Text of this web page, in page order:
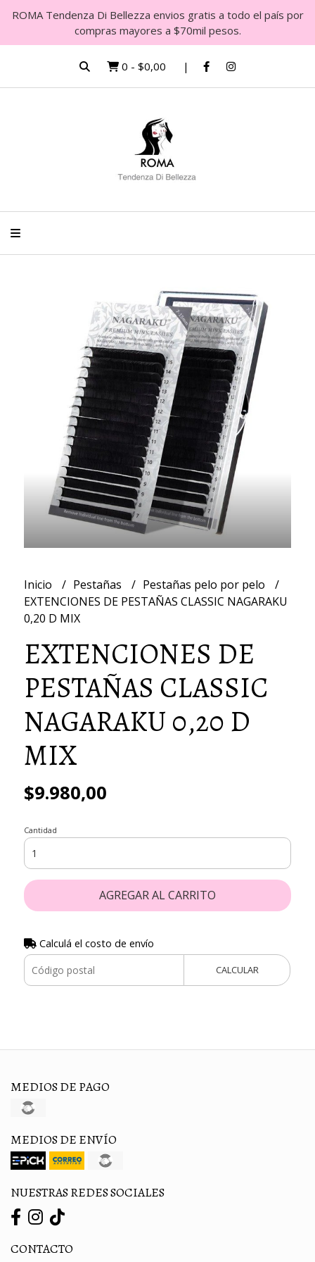
ROMA Tendenza Di Bellezza envios gratis a todo el país por
compras mayores a $70mil pesos.
0 - $0,00
Inicio Pestañas
Pestañas pelo por pelo
EXTENCIONES DE PESTAÑAS CLASSIC NAGARAKU
0,20 D MIX
EXTENCIONES DE
PESTAÑAS CLASSIC
NAGARAKU 0,20 D
MIX
$9.980,00
Cantidad
AGREGAR AL CARRITO
Calculá el costo de envío
CALCULAR
MEDIOS DE PAGO
MEDIOS DE ENVÍO
NUESTRAS REDES SOCIALES
CONTACTO